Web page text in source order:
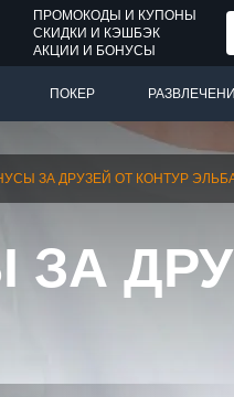
ПРОМОКОДЫ И КУПОНЫ
СКИДКИ И КЭШБЭК
АКЦИИ И БОНУСЫ
ПОКЕР
ЗА ДРУЗЕЙ ОТ КОНТУР